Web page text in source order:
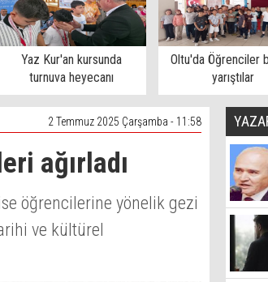
Yaz Kur'an kursunda
turnuva heyecanı
Oltu'da Öğrenciler
yarıştılar
2 Temmuz 2025 Çarşamba - 11:58
ağırladı
öğrencilerine yönelik gezi
ve kültürel